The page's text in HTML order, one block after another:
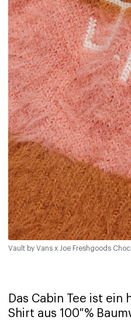
Vault by Vans x Joe Freshgoods
Das Cabin Tee ist ein
Shirt aus 100 %